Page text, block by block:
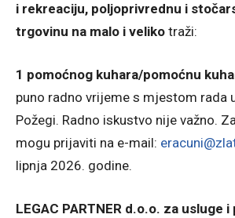
i rekreaciju, poljoprivrednu i
trgovinu na malo i veliko traži:
1 pomoćnog kuhara/pomoćnu
puno radno vrijeme s mjestom rada
Požegi. Radno iskustvo nije važno.
mogu prijaviti na e-mail:
lipnja 2026. godine.
LEGAC PARTNER d.o.o. za usluge